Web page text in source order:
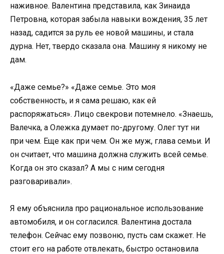
наживное. Валентина представила, как Зинаида
Петровна, которая забыла навыки вождения, 35 лет
назад, садится за руль ее новой машины, и стала
дурна. Нет, твердо сказала она. Машину я никому не
дам.
«Даже семье?» «Даже семье. Это моя
собственность, и я сама решаю, как ей
распоряжаться». Лицо свекрови потемнело. «Знаешь,
Валечка, а Олежка думает по-другому. Олег тут ни
при чем. Еще как при чем. Он же муж, глава семьи. И
он считает, что машина должна служить всей семье.
Когда он это сказал? А мы с ним сегодня
разговаривали».
Я ему объяснила про рациональное использование
автомобиля, и он согласился. Валентина достала
телефон. Сейчас ему позвоню, пусть сам скажет. Не
стоит его на работе отвлекать, быстро остановила